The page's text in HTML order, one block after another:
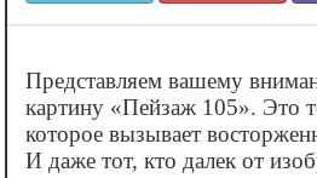
Представляем вашему
картину «‎Пейзаж 105». Это
которое вызывает
И даже тот, кто далек от